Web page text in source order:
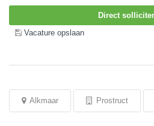
Direct
Vacature opslaan
Alkmaar Prostruct